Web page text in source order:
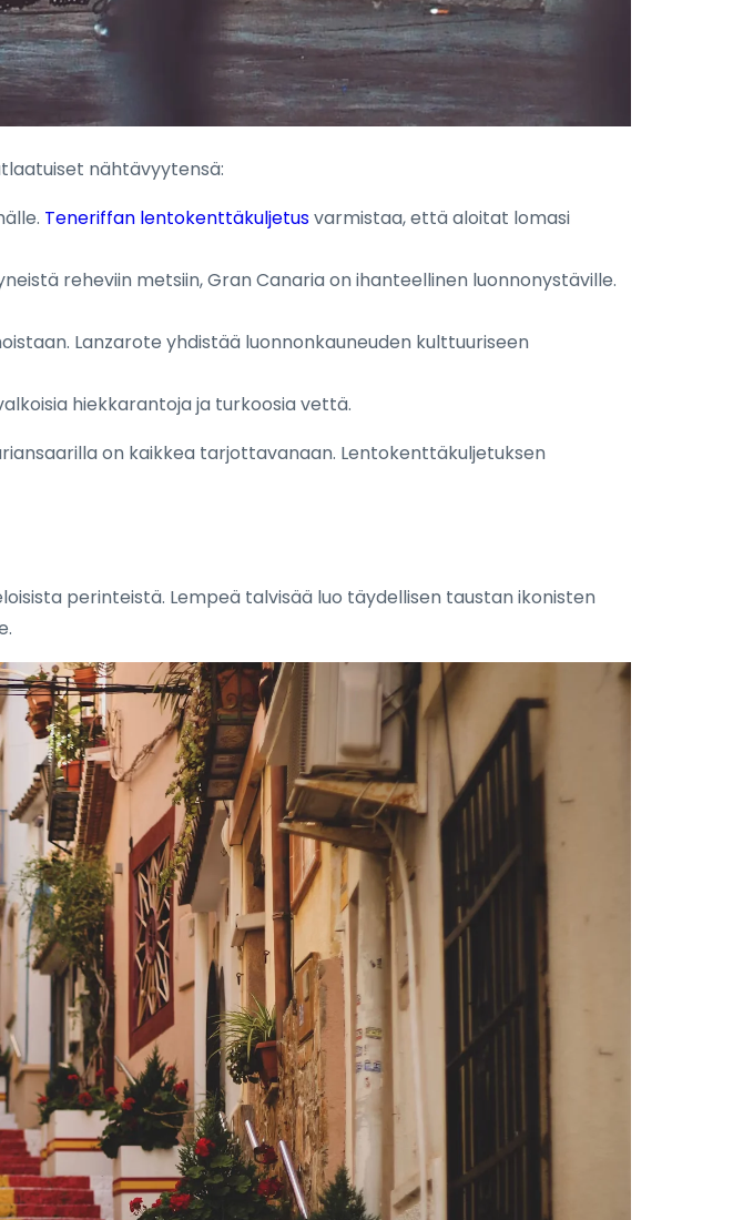
nähtävyytensä:
Teneriffan lentokenttäkuljetusvarmistaa, että aloitat lomasi
reheviin metsiin, Gran Canaria on ihanteellinen luonnonystäville.
Lanzarote yhdistää luonnonkauneuden kulttuuriseen
hiekkarantoja ja turkoosia vettä.
on kaikkea tarjottavanaan. Lentokenttäkuljetuksen
perinteistä. Lempeä talvisää luo täydellisen taustan ikonisten